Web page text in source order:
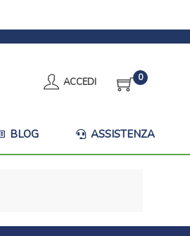
ACCEDI 0
BLOG ASSISTENZA